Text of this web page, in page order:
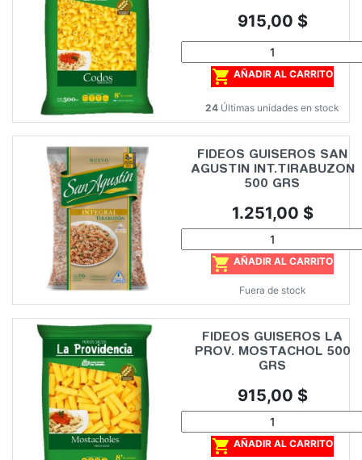
Precio
915,00 $
 AÑADIR AL CARRITO
24 Últimas unidades en stock
FIDEOS GUISEROS SAN
AGUSTIN INT.TIRABUZON
500 GRS
Precio
1.251,00 $
 AÑADIR AL CARRITO
Fuera de stock
FIDEOS GUISEROS LA
PROV. MOSTACHOL 500
GRS
Precio
915,00 $
 AÑADIR AL CARRITO